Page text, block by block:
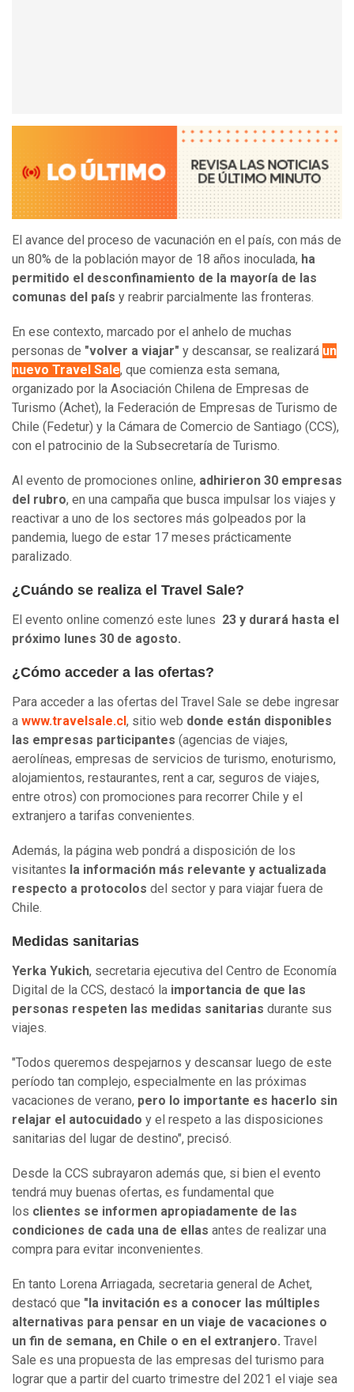
El avance del proceso de vacunación en el país, con más de
un 80% de la población mayor de 18 años inoculada, ha
permitido el desconfinamiento de la mayoría de las
comunas del país y reabrir parcialmente las fronteras.
En ese contexto, marcado por el anhelo de muchas
personas de "volver a viajar" y descansar, se realizará un
nuevo Travel Sale, que comienza esta semana,
organizado por la Asociación Chilena de Empresas de
Turismo (Achet), la Federación de Empresas de Turismo de
Chile (Fedetur) y la Cámara de Comercio de Santiago (CCS),
con el patrocinio de la Subsecretaría de Turismo.
Al evento de promociones online, adhirieron 30 empresas
del rubro, en una campaña que busca impulsar los viajes y
reactivar a uno de los sectores más golpeados por la
pandemia, luego de estar 17 meses prácticamente
paralizado.
¿Cuándo se realiza el Travel Sale?
El evento online comenzó este lunes 23 y durará hasta el
próximo lunes 30 de agosto.
¿Cómo acceder a las ofertas?
Para acceder a las ofertas del Travel Sale se debe ingresar
a www.travelsale.cl , sitio web donde están disponibles
las empresas participantes (agencias de viajes,
aerolíneas, empresas de servicios de turismo, enoturismo,
alojamientos, restaurantes, rent a car, seguros de viajes,
entre otros) con promociones para recorrer Chile y el
extranjero a tarifas convenientes.
Además, la página web pondrá a disposición de los
visitantes la información más relevante y actualizada
respecto a protocolos del sector y para viajar fuera de
Chile.
Medidas sanitarias
Yerka Yukich, secretaria ejecutiva del Centro de Economía
Digital de la CCS, destacó la importancia de que las
personas respeten las medidas sanitarias durante sus
viajes.
"Todos queremos despejarnos y descansar luego de este
período tan complejo, especialmente en las próximas
vacaciones de verano, pero lo importante es hacerlo sin
relajar el autocuidado y el respeto a las disposiciones
sanitarias del lugar de destino", precisó.
Desde la CCS subrayaron además que, si bien el evento
tendrá muy buenas ofertas, es fundamental que
los clientes se informen apropiadamente de las
condiciones de cada una de ellas antes de realizar una
compra para evitar inconvenientes.
En tanto Lorena Arriagada, secretaria general de Achet,
destacó que "la invitación es a conocer las múltiples
alternativas para pensar en un viaje de vacaciones o
un fin de semana, en Chile o en el extranjero. Travel
Sale es una propuesta de las empresas del turismo para
lograr que a partir del cuarto trimestre del 2021 el viaje sea